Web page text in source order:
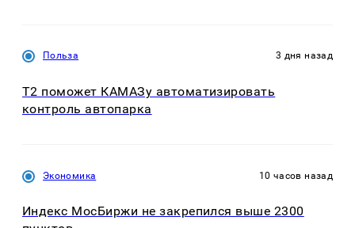
Польза 3 дня назад
T2 поможет КАМАЗу автоматизировать
контроль автопарка
Экономика 10 часов назад
Индекс МосБиржи не закрепился выше 2300